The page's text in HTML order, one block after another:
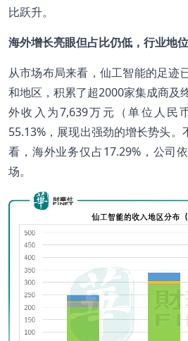
比跃升。
海外增长亮眼但占比仍低，行业地
从市场布局来看，仙工智能的足迹
和地区，积累了超2000家集成商及
外收入为7,639万元（单位人民
55.13%，展现出强劲的增长势头
看，海外业务仅占17.29%，公司
场。